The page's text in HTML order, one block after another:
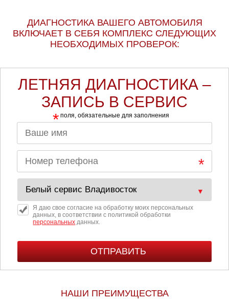
ДИАГНОСТИКА ВАШЕГО АВТОМОБИЛЯ
ВКЛЮЧАЕТ В СЕБЯ КОМПЛЕКС СЛЕДУЮЩИХ
НЕОБХОДИМЫХ ПРОВЕРОК:
ЛЕТНЯЯ ДИАГНОСТИКА –
ЗАПИСЬ В СЕРВИС
* поля, обязательные для заполнения
Я даю свое согласие на обработку моих персональных
данных, в соответствии с политикой обработки
персональных данных.
НАШИ ПРЕИМУЩЕСТВА